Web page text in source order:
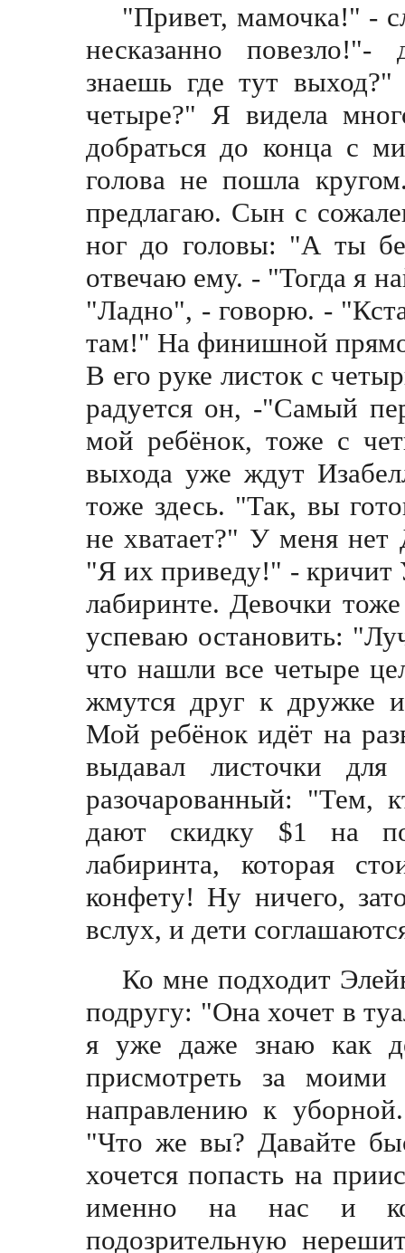
"Привет, мамочка!" -
несказанно
знаешь где тут
четыре?" Я видела
добраться до конца с
голова не пошла
предлагаю. Сын с
ног до головы: "А ты
отвечаю ему. - "Тогда я
"Ладно", - говорю. -
там!" На финишной
В его руке листок с
радуется он, -"Самый
мой ребёнок, тоже с
выхода уже ждyт
тоже здесь. "Так, вы
не хватает?" У меня нет
"Я их приведу!" - кричит
лабиринте. Девочки
успеваю остановить:
что нашли все четыре
жмутся друг к дружке
Мой ребёнок идёт на
выдавал листочки
разочарованный: "Тем,
дают скидку $1 на
лабиринта, которая
конфету! Ну ничего,
вслух, и дети
Ко мне подходит
подругу: "Она хочет в
я уже даже знаю как
присмотреть за
направлению к
"Что же вы? Давайте
хочется попасть на
именно на нас и
подозрительную